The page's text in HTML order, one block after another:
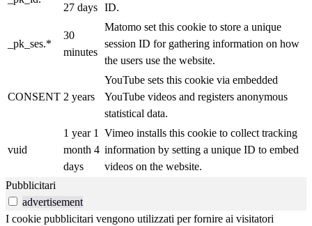
27 days ID.
_pk_ses.*
30
minutes
Matomo set this cookie to store a unique
session ID for gathering information on how
the users use the website.
CONSENT 2 years
YouTube sets this cookie via embedded
YouTube videos and registers anonymous
statistical data.
vuid
1 year 1
month 4
days
Vimeo installs this cookie to collect tracking
information by setting a unique ID to embed
videos on the website.
Pubblicitari
advertisement
I cookie pubblicitari vengono utilizzati per fornire ai visitatori